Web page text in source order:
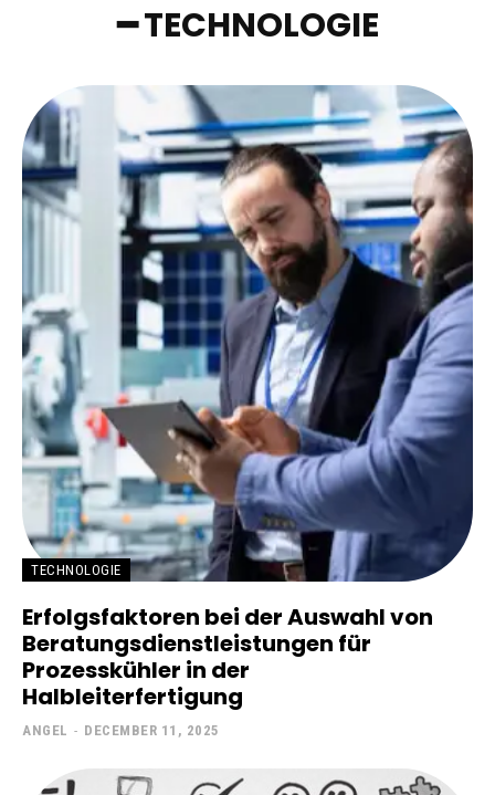
━ TECHNOLOGIE
TECHNOLOGIE
Erfolgsfaktoren bei der Auswahl von
Beratungsdienstleistungen für
Prozesskühler in der
Halbleiterfertigung
ANGEL - DECEMBER 11, 2025